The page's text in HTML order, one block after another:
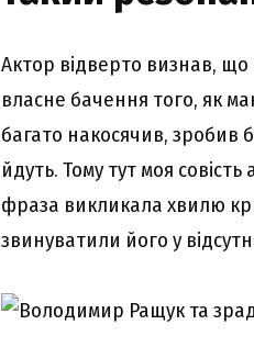
Актор відверто визнав, що
власне бачення того, як
багато накосячив, зробив
йдуть. Тому тут моя
фраза викликала хвилю
звинуватили його у